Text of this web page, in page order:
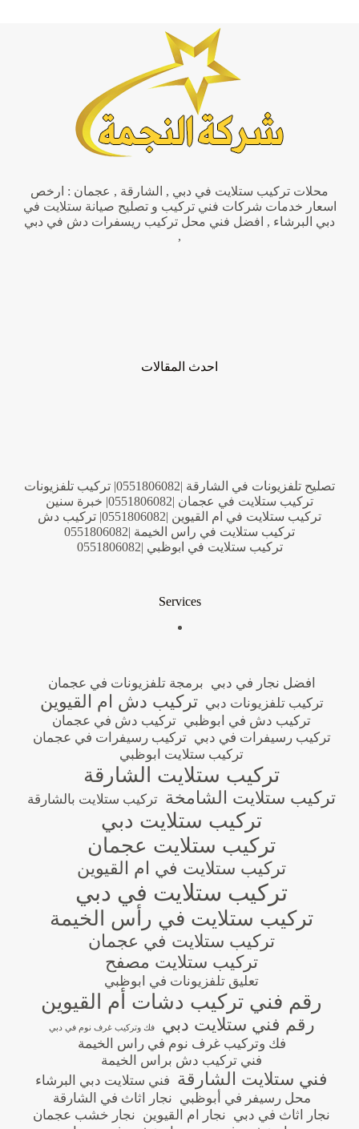
محلات تركيب ستلايت في دبي , الشارقة , عجمان : ارخص
اسعار خدمات شركات فني تركيب و تصليح صيانة ستلايت في
دبي البرشاء , افضل فني محل تركيب ريسفرات دش في دبي
,
احدث المقالات
تصليح تلفزيونات في الشارقة |0551806082| تركيب تلفزيونات
تركيب ستلايت في عجمان |0551806082| خبرة سنين
تركيب ستلايت في ام القيوين |0551806082| تركيب دش
تركيب ستلايت في راس الخيمة |0551806082
تركيب ستلايت في ابوظبي |0551806082
Services
افضل نجار في دبي برمجة تلفزيونات في عجمان
تركيب تلفزيونات دبي تركيب دش ام القيوين
تركيب دش في ابوظبي تركيب دش في عجمان
تركيب رسيفرات في دبي تركيب رسيفرات في عجمان
تركيب ستلايت ابوظبي
تركيب ستلايت الشارقة
تركيب ستلايت الشامخة تركيب ستلايت بالشارقة
تركيب ستلايت دبي
تركيب ستلايت عجمان
تركيب ستلايت في ام القيوين
تركيب ستلايت في دبي
تركيب ستلايت في رأس الخيمة
تركيب ستلايت في عجمان
تركيب ستلايت مصفح
تعليق تلفزيونات في ابوظبي
رقم فني تركيب دشات أم القيوين
رقم فني ستلايت دبي فك وتركيب غرف نوم في دبي
فك وتركيب غرف نوم في راس الخيمة
فني تركيب دش براس الخيمة
فني ستلايت الشارقة فني ستلايت دبي البرشاء
محل رسيفر في أبوظبي نجار اثاث في الشارقة
نجار اثاث في دبي نجار ام القيوين نجار خشب عجمان